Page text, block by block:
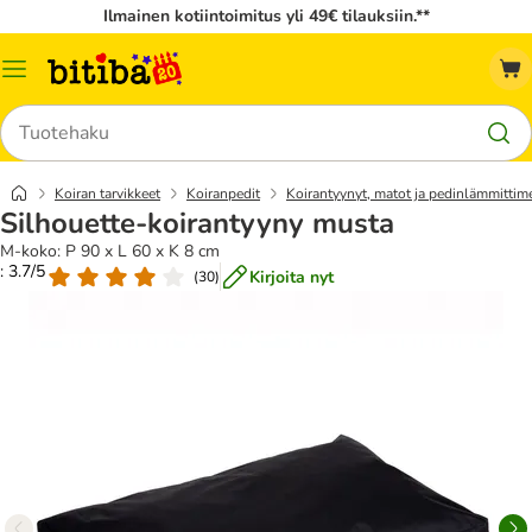
Ilmainen kotiintoimitus yli 49€ tilauksiin.**
Katalogivalikko
Hae
Koiran tarvikkeet Koiranpedit Koirantyynyt, matot ja
Silhouette-koirantyyny musta
M-koko: P 90 x L 60 x K 8 cm
: 3.7/5
(30) Kirjoita nyt